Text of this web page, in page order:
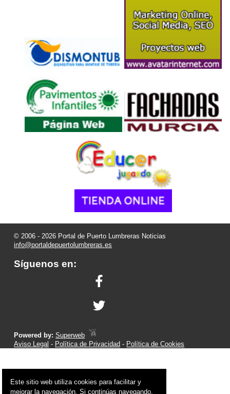
© 2006 - 2026 Portal de Puerto Lumbreras Noticias
info@portaldepuertolumbreras.es
Síguenos en:
Powered by:Superweb
Aviso Legal - Política de Privacidad - Política de Cookies
Este sitio web utiliza cookies para facilitar y
mejorar la navegación. Si continúas navegando,